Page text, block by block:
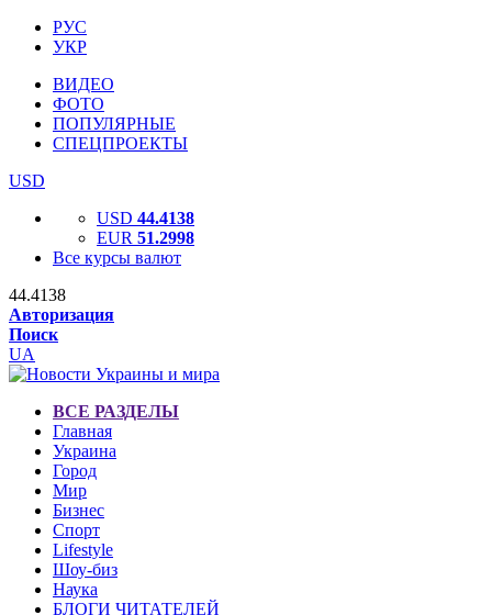
РУС
УКР
ВИДЕО
ФОТО
ПОПУЛЯРНЫЕ
СПЕЦПРОЕКТЫ
USD
USD 44.4138
EUR 51.2998
Все курсы валют
44.4138
Авторизация
Поиск
UA
ВСЕ РАЗДЕЛЫ
Главная
Украина
Город
Мир
Бизнес
Спорт
Lifestyle
Шоу-биз
Наука
БЛОГИ ЧИТАТЕЛЕЙ